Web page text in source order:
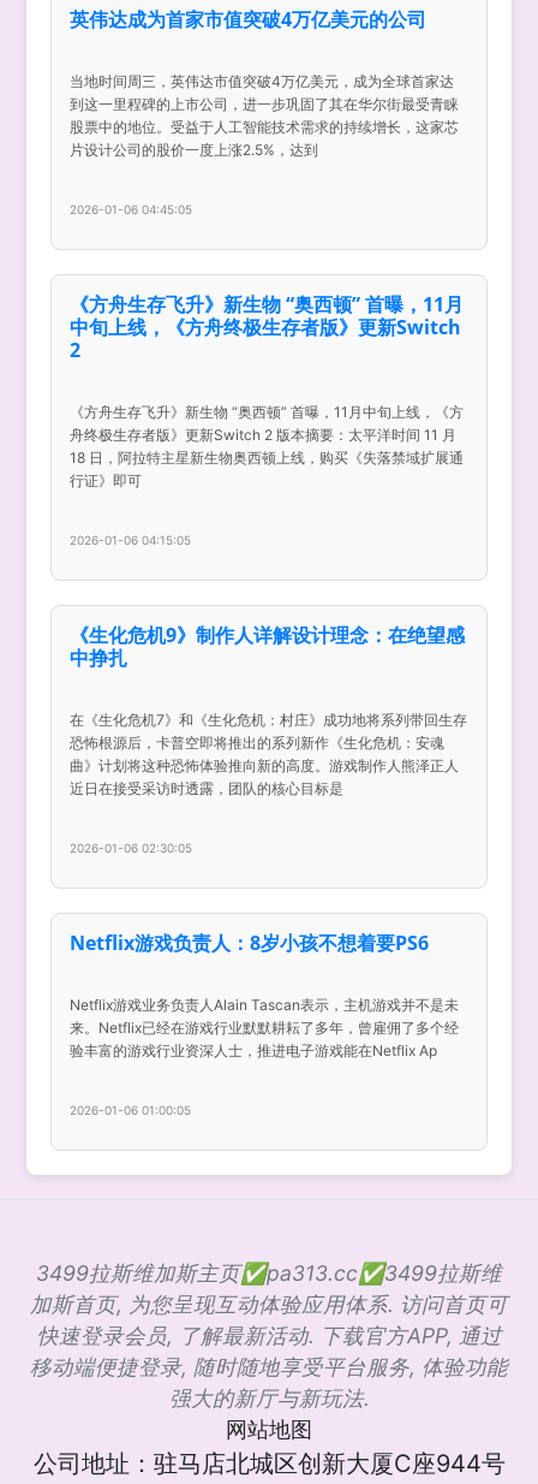
英伟达成为首家市值突破4万亿美元的公司
当地时间周三，英伟达市值突破4万亿美元，成为全球首家达
到这一里程碑的上市公司，进一步巩固了其在华尔街最受青睐
股票中的地位。受益于人工智能技术需求的持续增长，这家芯
片设计公司的股价一度上涨2.5%，达到
2026-01-06 04:45:05
《方舟生存飞升》新生物 “奥西顿” 首曝，11月
中旬上线，《方舟终极生存者版》更新Switch
2
《方舟生存飞升》新生物 “奥西顿” 首曝，11月中旬上线，《方
舟终极生存者版》更新Switch 2 版本摘要：太平洋时间 11 月
18 日，阿拉特主星新生物奥西顿上线，购买《失落禁域扩展通
行证》即可
2026-01-06 04:15:05
《生化危机9》制作人详解设计理念：在绝望感
中挣扎
在《生化危机7》和《生化危机：村庄》成功地将系列带回生存
恐怖根源后，卡普空即将推出的系列新作《生化危机：安魂
曲》计划将这种恐怖体验推向新的高度。游戏制作人熊泽正人
近日在接受采访时透露，团队的核心目标是
2026-01-06 02:30:05
Netflix游戏负责人：8岁小孩不想着要PS6
Netflix游戏业务负责人Alain Tascan表示，主机游戏并不是未
来。Netflix已经在游戏行业默默耕耘了多年，曾雇佣了多个经
验丰富的游戏行业资深人士，推进电子游戏能在Netflix Ap
2026-01-06 01:00:05
3499拉斯维加斯主页✅pa313.cc✅3499拉斯维
加斯首页, 为您呈现互动体验应用体系. 访问首页可
快速登录会员, 了解最新活动. 下载官方APP, 通过
移动端便捷登录, 随时随地享受平台服务, 体验功能
强大的新厅与新玩法.
网站地图
公司地址：驻马店北城区创新大厦C座944号